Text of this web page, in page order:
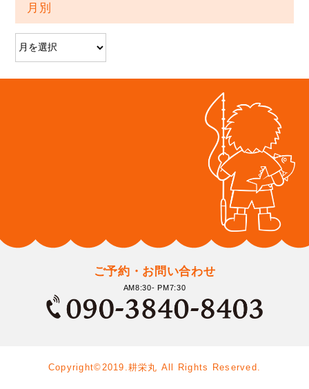
月別
ご予約・お問い合わせ
AM8:30- PM7:30
Copyright©2019.耕栄丸 All Rights Reserved.